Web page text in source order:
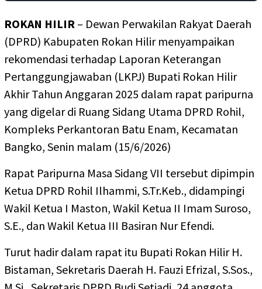
ROKAN HILIR – Dewan Perwakilan Rakyat Daerah
(DPRD) Kabupaten Rokan Hilir menyampaikan
rekomendasi terhadap Laporan Keterangan
Pertanggungjawaban (LKPJ) Bupati Rokan Hilir
Akhir Tahun Anggaran 2025 dalam rapat paripurna
yang digelar di Ruang Sidang Utama DPRD Rohil,
Kompleks Perkantoran Batu Enam, Kecamatan
Bangko, Senin malam (15/6/2026)
Rapat Paripurna Masa Sidang VII tersebut dipimpin
Ketua DPRD Rohil Ilhammi, S.Tr.Keb., didampingi
Wakil Ketua I Maston, Wakil Ketua II Imam Suroso,
S.E., dan Wakil Ketua III Basiran Nur Efendi.
Turut hadir dalam rapat itu Bupati Rokan Hilir H.
Bistaman, Sekretaris Daerah H. Fauzi Efrizal, S.Sos.,